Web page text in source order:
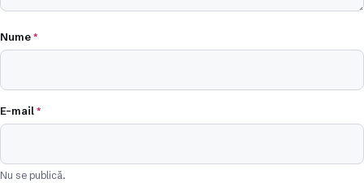
Nume*
E-mail*
Nu se publică.